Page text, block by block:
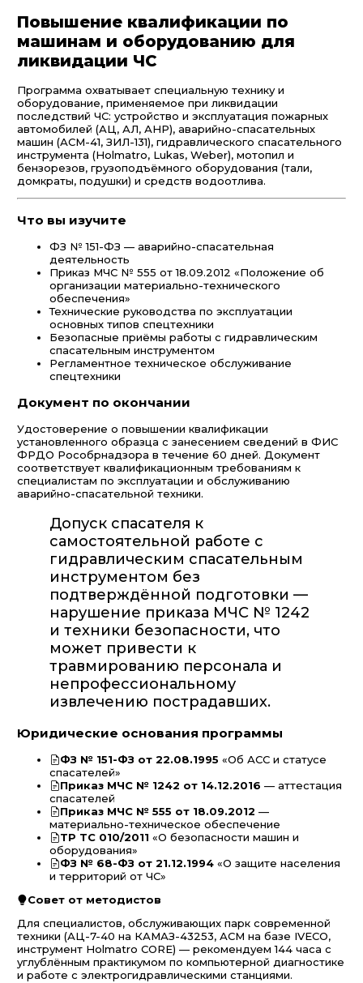
Повышение квалификации по
машинам и оборудованию для
ликвидации ЧС
Программа охватывает специальную технику и
оборудование, применяемое при ликвидации
последствий ЧС: устройство и эксплуатация пожарных
автомобилей (АЦ, АЛ, АНР), аварийно-спасательных
машин (АСМ-41, ЗИЛ-131), гидравлического спасательного
инструмента (Holmatro, Lukas, Weber), мотопил и
бензорезов, грузоподъёмного оборудования (тали,
домкраты, подушки) и средств водоотлива.
Что вы изучите
ФЗ № 151-ФЗ — аварийно-спасательная
деятельность
Приказ МЧС № 555 от 18.09.2012 «Положение об
организации материально-технического
обеспечения»
Технические руководства по эксплуатации
основных типов спецтехники
Безопасные приёмы работы с гидравлическим
спасательным инструментом
Регламентное техническое обслуживание
спецтехники
Документ по окончании
Удостоверение о повышении квалификации
установленного образца с занесением сведений в ФИС
ФРДО Рособрнадзора в течение 60 дней. Документ
соответствует квалификационным требованиям к
специалистам по эксплуатации и обслуживанию
аварийно-спасательной техники.
Допуск спасателя к
самостоятельной работе с
гидравлическим спасательным
инструментом без
подтверждённой подготовки —
нарушение приказа МЧС № 1242
и техники безопасности, что
может привести к
травмированию персонала и
непрофессиональному
извлечению пострадавших.
Юридические основания программы
ФЗ № 151-ФЗ от 22.08.1995 «Об АСС и статусе
спасателей»
Приказ МЧС № 1242 от 14.12.2016 — аттестация
спасателей
Приказ МЧС № 555 от 18.09.2012 —
материально-техническое обеспечение
ТР ТС 010/2011 «О безопасности машин и
оборудования»
ФЗ № 68-ФЗ от 21.12.1994 «О защите населения
и территорий от ЧС»
Совет от методистов
Для специалистов, обслуживающих парк современной
техники (АЦ-7-40 на КАМАЗ-43253, АСМ на базе IVECO,
инструмент Holmatro CORE) — рекомендуем 144 часа с
углублённым практикумом по компьютерной диагностике
и работе с электрогидравлическими станциями.